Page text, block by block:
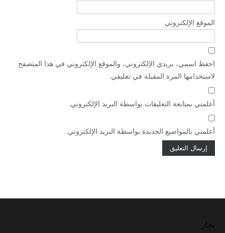
الموقع الإلكتروني
احفظ اسمي، بريدي الإلكتروني، والموقع الإلكتروني في هذا المتصفح
لاستخدامها المرة المقبلة في تعليقي.
أعلمني بمتابعة التعليقات بواسطة البريد الإلكتروني.
أعلمني بالمواضيع الجديدة بواسطة البريد الإلكتروني.
نجار